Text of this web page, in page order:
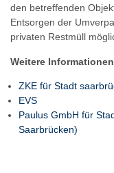
den betreffenden
Entsorgen der
privaten Restmüll
Weitere
ZKE für Stadt
EVS
Paulus GmbH für
Saarbrücken)